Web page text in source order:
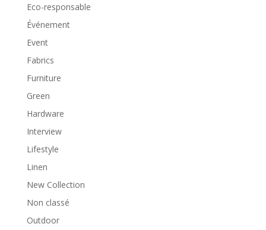
Eco-responsable
Événement
Event
Fabrics
Furniture
Green
Hardware
Interview
Lifestyle
Linen
New Collection
Non classé
Outdoor